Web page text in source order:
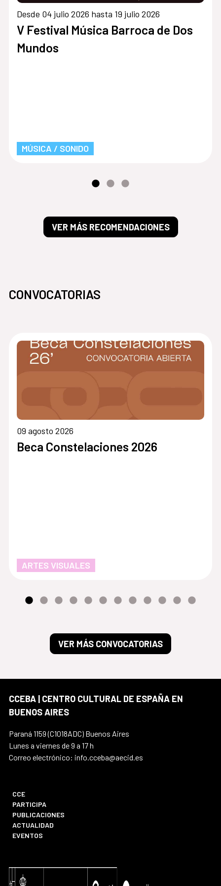
Desde 04 julio 2026 hasta 19 julio 2026
V Festival Música Barroca de Dos
Mundos
MÚSICA / SONIDO
VER MÁS RECOMENDACIONES
CONVOCATORIAS
09 agosto 2026
Beca Constelaciones 2026
ARTES VISUALES
VER MÁS CONVOCATORIAS
CCEBA | CENTRO CULTURAL DE ESPAÑA EN
BUENOS AIRES
Paraná 1159 (C1018ADC) Buenos Aires
Lunes a viernes de 9 a 17 h
Correo electrónico: info.cceba@aecid.es
CCE
PARTICIPA
PUBLICACIONES
ACTUALIDAD
EVENTOS